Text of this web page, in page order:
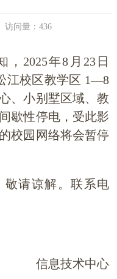
访问量： 436
，2025年8 月 23日
江校区教学区 1—8
、小别墅区域、教
歇性停电，受此影
校园网络将会暂停
敬请谅解。联系电
信息技术中心